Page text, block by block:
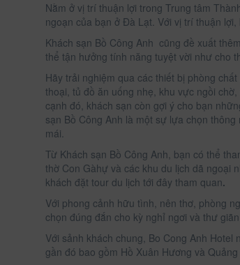
Nằm ở vị trí thuận lợi trong Trung tâm
ngoạn của bạn ở Đà Lạt. Với vị trí thuận
Khách sạn Bồ Công Anh cũng đề xuất
thể tận hưởng tính năng tuyệt vời như cho
Hãy trải nghiệm qua các thiết bị phòng
thoại, tủ đồ ăn uống nhẹ, khu vực ngồi
cạnh đó, khách sạn còn gợi ý cho bạn
sạn Bồ Công Anh là một sự lựa chọn
mái.
Từ Khách sạn Bồ Công Anh, bạn có thể
thờ Con Gàhự và các khu du lịch dã ngoại
khách đặt tour du lịch tới đây tham quan.
Với phong cảnh hữu tình, nên thơ, phòng
chọn đúng đắn cho kỳ nghỉ ngơi và thư
Với sảnh khách chung, Bo Cong Anh
gần đó bao gồm Hồ Xuân Hương và